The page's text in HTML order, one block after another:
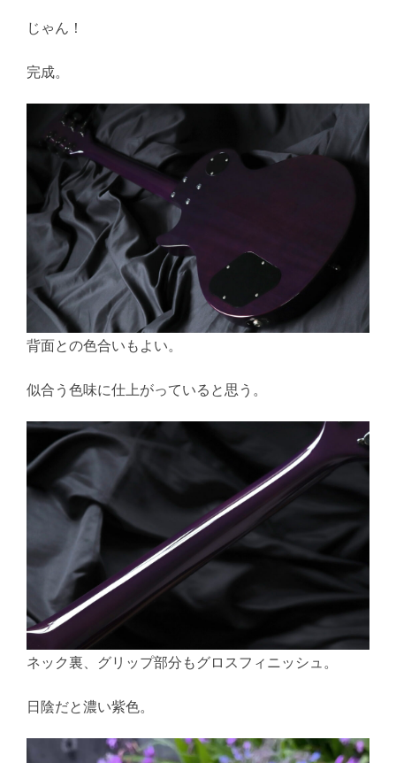
じゃん！
完成。
背面との色合いもよい。
似合う色味に仕上がっていると思う。
ネック裏、グリップ部分もグロスフィニッシュ。
日陰だと濃い紫色。